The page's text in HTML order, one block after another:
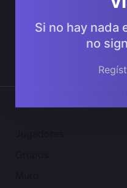
Si no hay nada
no